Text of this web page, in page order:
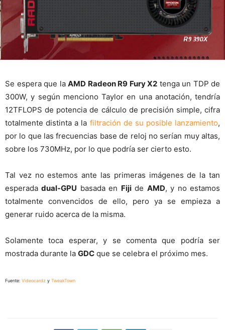
Se espera que la AMD Radeon R9 Fury X2 tenga un TDP de
300W, y según menciono Taylor en una anotación, tendría
12TFLOPS de potencia de cálculo de precisión simple, cifra
totalmente distinta a la filtración de su posible lanzamiento,
por lo que las frecuencias base de reloj no serían muy altas,
sobre los 730MHz, por lo que podría ser cierto esto.
Tal vez no estemos ante las primeras imágenes de la tan
esperadadual-GPU basada en Fijide AMD, y no estamos
totalmente convencidos de ello, pero ya se empieza a
generar ruido acerca de la misma.
Solamente toca esperar, y se comenta que podría ser
mostrada durante la GDC que se celebra el próximo mes.
Fuente: Videocardz y TweakTown